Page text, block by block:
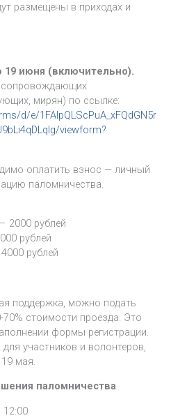
размещены в приходах и
июня (включительно).
сопровождающих
мирян) по ссылке:
d/e/1FAIpQLScPuA_xFQdGN5r
viewform?
оплатить взнос — личный
паломничества.
2000 рублей
рублей
рублей
поддержка, можно подать
стоимости проезда. Это
формы регистрации.
участников и волонтеров,
мая.
паломничества
12:00